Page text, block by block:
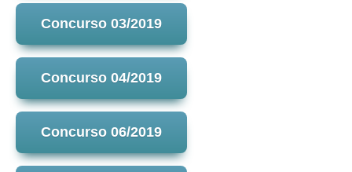
Concurso 03/2019
Concurso 04/2019
Concurso 06/2019